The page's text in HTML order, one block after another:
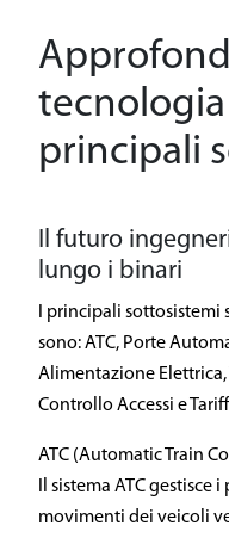
Il
Sicurezza
General
Area Media
Area
tecnologia
principali
Il futuro
lungo i binari
I principali sottosistemi
sono: ATC, Porte
Alimentazione Elettrica,
Controllo Accessi e
ATC (Automatic Train
Il sistema ATC gestisce
movimenti dei veicoli